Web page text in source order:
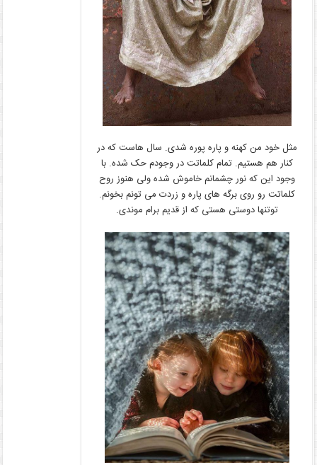
مثل خود من کهنه و پاره پوره شدی. سال هاست که در
کنار هم هستیم. تمام کلماتت در وجودم حک شده. با
وجود این که نور چشمانم خاموش شده ولی هنوز روح
کلماتت رو روی برگه های پاره و زردت می تونم بخونم.
توتنها دوستی هستی که از قدیم برام موندی.